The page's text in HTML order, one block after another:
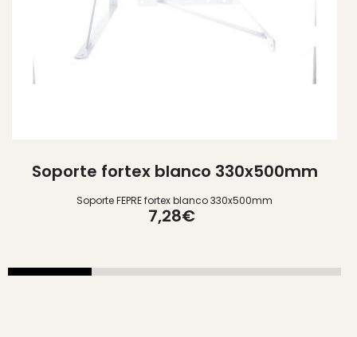
Soporte fortex blanco 330x500mm
Soporte FEPRE fortex blanco 330x500mm
7,28€